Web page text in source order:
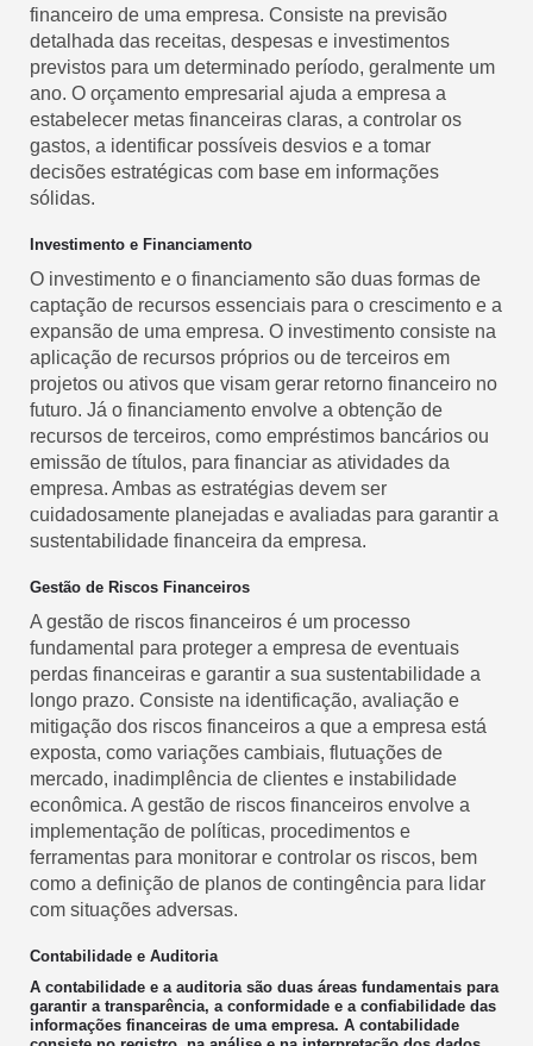
financeiro de uma empresa. Consiste na previsão
detalhada das receitas, despesas e investimentos
previstos para um determinado período, geralmente um
ano. O orçamento empresarial ajuda a empresa a
estabelecer metas financeiras claras, a controlar os
gastos, a identificar possíveis desvios e a tomar
decisões estratégicas com base em informações
sólidas.
Investimento e Financiamento
O investimento e o financiamento são duas formas de
captação de recursos essenciais para o crescimento e a
expansão de uma empresa. O investimento consiste na
aplicação de recursos próprios ou de terceiros em
projetos ou ativos que visam gerar retorno financeiro no
futuro. Já o financiamento envolve a obtenção de
recursos de terceiros, como empréstimos bancários ou
emissão de títulos, para financiar as atividades da
empresa. Ambas as estratégias devem ser
cuidadosamente planejadas e avaliadas para garantir a
sustentabilidade financeira da empresa.
Gestão de Riscos Financeiros
A gestão de riscos financeiros é um processo
fundamental para proteger a empresa de eventuais
perdas financeiras e garantir a sua sustentabilidade a
longo prazo. Consiste na identificação, avaliação e
mitigação dos riscos financeiros a que a empresa está
exposta, como variações cambiais, flutuações de
mercado, inadimplência de clientes e instabilidade
econômica. A gestão de riscos financeiros envolve a
implementação de políticas, procedimentos e
ferramentas para monitorar e controlar os riscos, bem
como a definição de planos de contingência para lidar
com situações adversas.
Contabilidade e Auditoria
A contabilidade e a auditoria são duas áreas fundamentais para
garantir a transparência, a conformidade e a confiabilidade das
informações financeiras de uma empresa. A contabilidade